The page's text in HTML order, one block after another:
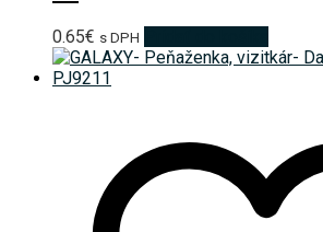
0.65€ s DPH